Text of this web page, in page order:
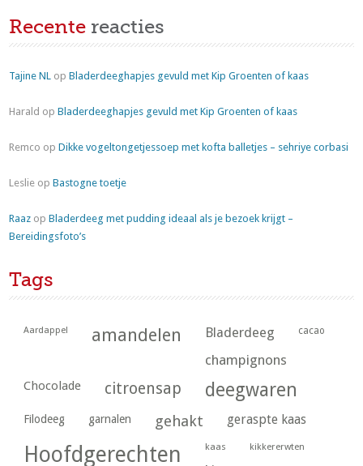
Recente reacties
Tajine NL opBladerdeeghapjes gevuld met Kip Groenten of kaas
Harald opBladerdeeghapjes gevuld met Kip Groenten of kaas
Remco opDikke vogeltongetjessoep met kofta balletjes – sehriye corbasi
Leslie opBastogne toetje
Raaz opBladerdeeg met pudding ideaal als je bezoek krijgt –
Bereidingsfoto’s
Tags
Aardappel amandelen Bladerdeeg cacao
champignons
Chocolade citroensap deegwaren
Filodeeg garnalen gehakt geraspte kaas
Hoofdgerechten kaas kikkererwten